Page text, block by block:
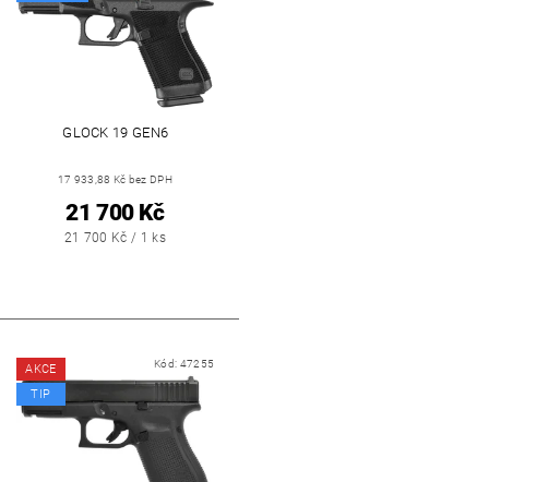
GLOCK 19 GEN6
17 933,88 Kč bez DPH
21 700 Kč
21 700 Kč / 1 ks
AKCE
TIP
Kód: 47255